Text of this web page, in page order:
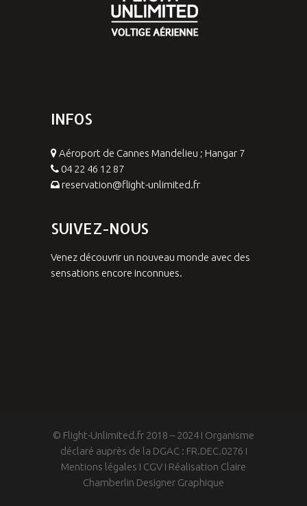
INFOS
Aéroport de Cannes Mandelieu ; Hangar 7
04 22 46 12 87
reservation@flight-unlimited.fr
SUIVEZ-NOUS
Venez découvrir un nouveau monde avec des
sensations encore inconnues.
© Flight-Unlimited.fr 2018 – 2024 I Organisme
déclaré auprès de la DGAC : FR.DEC.0276 I
Mentions légales I CGV I Réalisation Claire
Chamberlin Designer Graphique